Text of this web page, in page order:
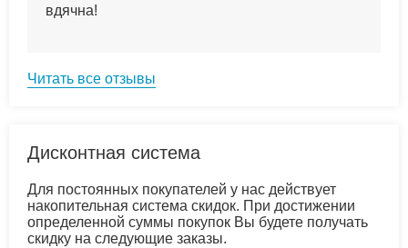
вдячна!
Читать все отзывы
Дисконтная система
Для постоянных покупателей у нас действует
накопительная система скидок. При достижении
определенной суммы покупок Вы будете получать
скидку на следующие заказы.